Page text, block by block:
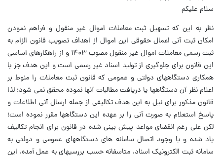
سلام علیکم
نظر به این که تسهیل ثبت معاملات اموال غیر منقول و فراهم نمودن
امکان ثبت آنی اعمال حقوقی این اموال از اهداف تصویب قانون الزام به
ثبت رسمی معاملات اموال غیر منقول مصوب ۱۴۰۳ و از راهکارهای اساسی
این قانون برای جلوگیری از تولید اسناد غیر رسمی است و این هدف جز با
همکاری دستگاههای دولتی و عمومی که قانون ثبت معاملات را منوط بر
اعلام نظر آن دستگاهها یا دریافت مطالبات آنها نموده محقق نمی شود؛ لذا
قانون مذکور برای نیل به این هدف تکالیفی از جمله ارسال آنی اطلاعات و
پاسخ استعلام به صورت آنی را بر عهده این دستگاهها مقرر نموده است؛
لکن علی رغم انقضای مواعد پیش بینی شده در قانون برای انجام تکالیف
یاد شده و یا وجود اتصال سامانه های دستگاههای عمومی و دولتی به
سامانه ثبت الکترونیک اسناد، متاسفانه حسب بررسیهای به عمل آمده، این